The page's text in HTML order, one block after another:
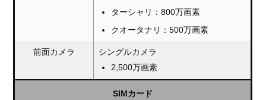
ターシャリ：800万画素
クオータナリ：500万画素
前面カメラ
シングルカメラ
2,500万画素
SIMカード